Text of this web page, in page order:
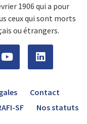
1906 qui a pour
ceux qui sont morts
ou étrangers.
Contact
SF Nos statuts